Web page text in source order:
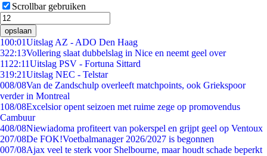
Scrollbar gebruiken
opslaan
100:01Uitslag AZ - ADO Den Haag
322:13Vollering slaat dubbelslag in Nice en neemt geel over
11 22:11Uitslag PSV - Fortuna Sittard
319:21Uitslag NEC - Telstar
008/08Van de Zandschulp overleeft matchpoints, ook Griekspoor
verder in Montreal
108/08Excelsior opent seizoen met ruime zege op promovendus
Cambuur
408/08Niewiadoma profiteert van pokerspel en grijpt geel op Ventoux
207/08De FOK!Voetbalmanager 2026/2027 is begonnen
007/08Ajax veel te sterk voor Shelbourne, maar houdt schade beperkt